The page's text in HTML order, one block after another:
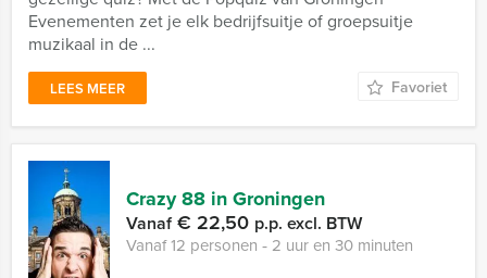
Evenementen zet je elk bedrijfsuitje of groepsuitje
muzikaal in de ...
LEES MEER Favoriet
Crazy 88 in Groningen
Vanaf€ 22,50 p.p. excl. BTW
Vanaf 12 personen ‐ 2 uur en 30 minuten